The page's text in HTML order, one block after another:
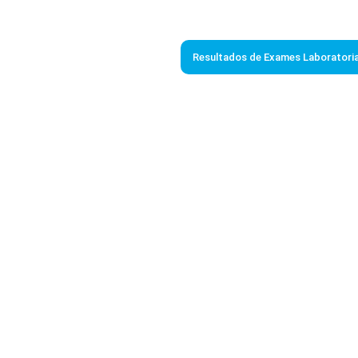
Resultados de Exames